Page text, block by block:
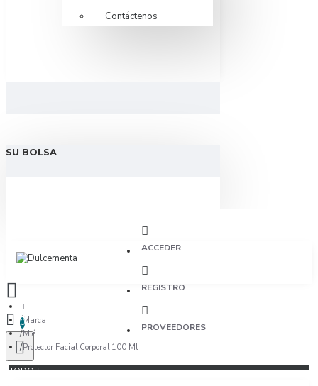
Contáctenos
SU BOLSA
ACCEDER
REGISTRO
PROVEEDORES
0
TODO
Marca
Mlé
Protector Facial Corporal 100 Ml